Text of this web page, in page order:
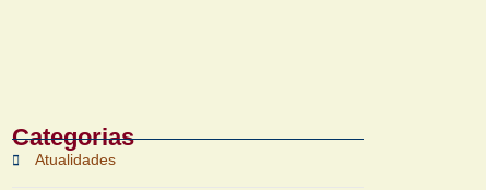
Categorias
Atualidades